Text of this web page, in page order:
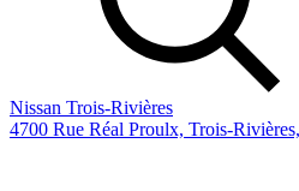
Nissan Trois-Rivières
4700 Rue Réal Proulx, Trois-